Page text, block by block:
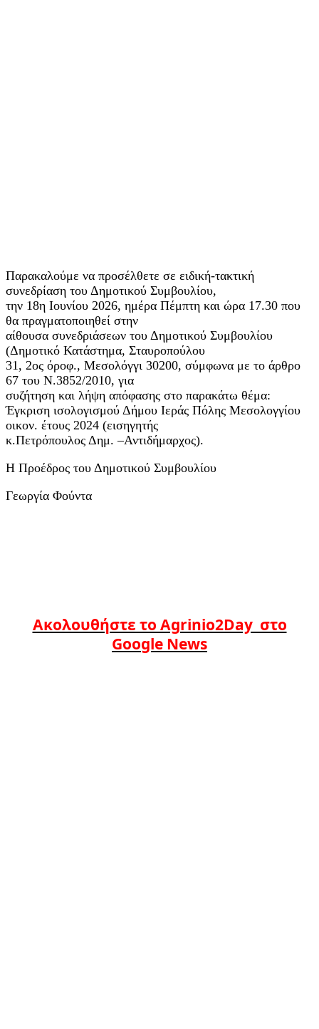
Παρακαλούμε να προσέλθετε σε ειδική-τακτική
συνεδρίαση του Δημοτικού Συμβουλίου,
την 18η Ιουνίου 2026, ημέρα Πέμπτη και ώρα 17.30 που
θα πραγματοποιηθεί στην
αίθουσα συνεδριάσεων του Δημοτικού Συμβουλίου
(Δημοτικό Κατάστημα, Σταυροπούλου
31, 2ος όροφ., Μεσολόγγι 30200, σύμφωνα με το άρθρο
67 του Ν.3852/2010, για
συζήτηση και λήψη απόφασης στο παρακάτω θέμα:
Έγκριση ισολογισμού Δήμου Ιεράς Πόλης Μεσολογγίου
οικον. έτους 2024 (εισηγητής
κ.Πετρόπουλος Δημ. –Αντιδήμαρχος).
Η Προέδρος του Δημοτικού Συμβουλίου
Γεωργία Φούντα
Ακολουθήστε το Agrinio2Day στο
Google News